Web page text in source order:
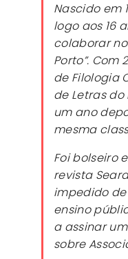
Nascido em
logo aos 16
colaborar
Porto”. Com
de Filologia
de Letras do
um ano
mesma
Foi bolseiro
revista
impedido
ensino
a assinar
sobre